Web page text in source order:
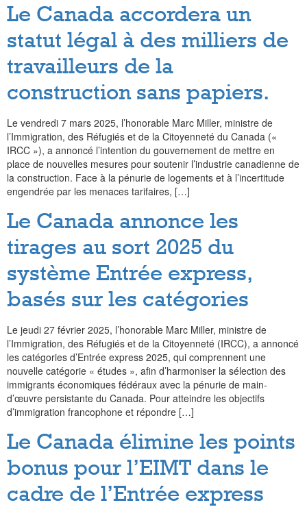
Le Canada accordera un
statut légal à des milliers de
travailleurs de la
construction sans papiers.
Le vendredi 7 mars 2025, l’honorable Marc Miller, ministre de
l’Immigration, des Réfugiés et de la Citoyenneté du Canada («
IRCC »), a annoncé l’intention du gouvernement de mettre en
place de nouvelles mesures pour soutenir l’industrie canadienne de
la construction. Face à la pénurie de logements et à l’incertitude
engendrée par les menaces tarifaires, […]
Le Canada annonce les
tirages au sort 2025 du
système Entrée express,
basés sur les catégories
Le jeudi 27 février 2025, l’honorable Marc Miller, ministre de
l’Immigration, des Réfugiés et de la Citoyenneté (IRCC), a annoncé
les catégories d’Entrée express 2025, qui comprennent une
nouvelle catégorie « études », afin d’harmoniser la sélection des
immigrants économiques fédéraux avec la pénurie de main-
d’œuvre persistante du Canada. Pour atteindre les objectifs
d’immigration francophone et répondre […]
Le Canada élimine les points
bonus pour l’EIMT dans le
cadre de l’Entrée express